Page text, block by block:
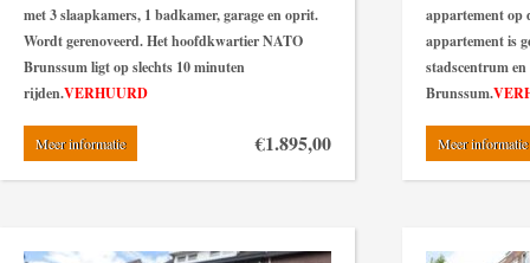
met 3 slaapkamers, 1 badkamer, garage en oprit.
Wordt gerenoveerd. Het hoofdkwartier NATO
Brunssum ligt op slechts 10 minuten
rijden.VERHUURD
Meer informatie €1.895,00
appartement op
appartement is
stadscentrum
Brunssum.
Meer informatie